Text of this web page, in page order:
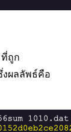
ที่ถูก
งผลลัพธ์คือ